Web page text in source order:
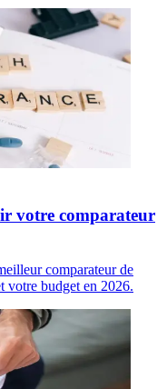
votre comparateur
comparateur de
votre budget en 2026.